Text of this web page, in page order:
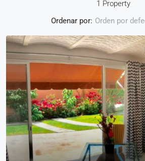
1 Property
Ordenar por: Orden por